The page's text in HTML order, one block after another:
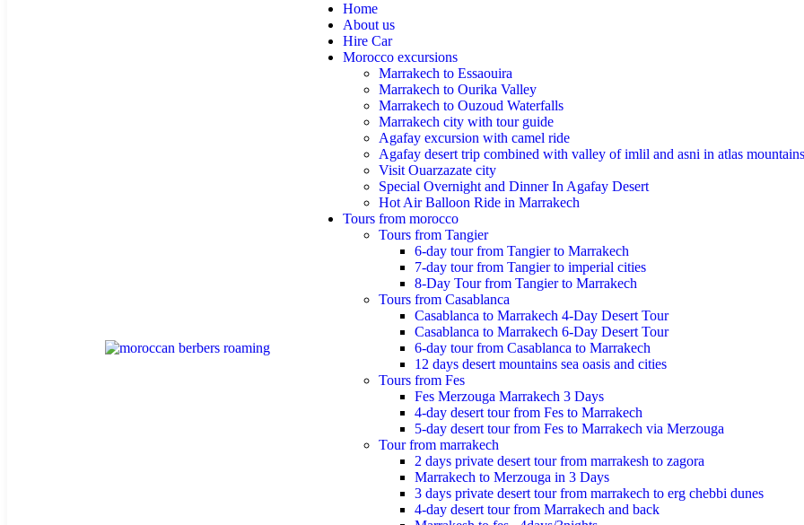
Home
About us
Hire Car
Morocco excursions
Marrakech to Essaouira
Marrakech to Ourika Valley
Marrakech to Ouzoud Waterfalls
Marrakech city with tour guide
Agafay excursion with camel ride
Agafay desert trip combined with valley of imlil and asni in atlas mountains
Visit Ouarzazate city
Special Overnight and Dinner In Agafay Desert
Hot Air Balloon Ride in Marrakech
Tours from morocco
Tours from Tangier
6-day tour from Tangier to Marrakech
7-day tour from Tangier to imperial cities
8-Day Tour from Tangier to Marrakech
Tours from Casablanca
Casablanca to Marrakech 4-Day Desert Tour
Casablanca to Marrakech 6-Day Desert Tour
6-day tour from Casablanca to Marrakech
12 days desert mountains sea oasis and cities
Tours from Fes
Fes Merzouga Marrakech 3 Days
4-day desert tour from Fes to Marrakech
5-day desert tour from Fes to Marrakech via Merzouga
Tour from marrakech
2 days private desert tour from marrakesh to zagora
Marrakech to Merzouga in 3 Days
3 days private desert tour from marrakech to erg chebbi dunes
4-day desert tour from Marrakech and back